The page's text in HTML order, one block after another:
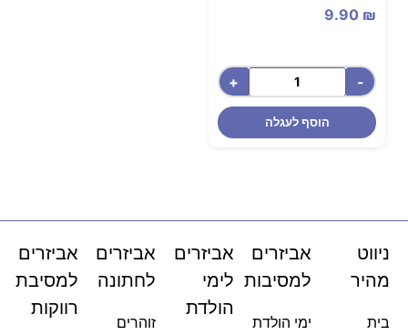
9.90 ₪
-
+
הוסף לעגלה
ניווט
מהיר
בית
אביזרים
למסיבות
ימי הולדת
אביזרים
לימי
הולדת
אביזרים
לחתונה
זוהרים
אביזרים
למסיבת
רווקות